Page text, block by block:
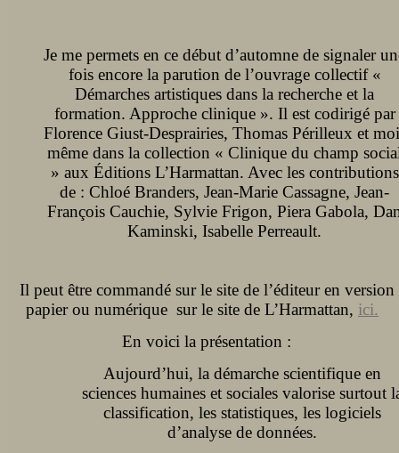
Je me permets en ce début d’automne de signaler
fois encore la parution de l’ouvrage collectif «
Démarches artistiques dans la recherche et la
formation. Approche clinique ». Il est codirigé par
Florence Giust-Desprairies, Thomas Périlleux et
même dans la collection « Clinique du champ
» aux Éditions L’Harmattan. Avec les contributions
de : Chloé Branders, Jean-Marie Cassagne, Jean-
François Cauchie, Sylvie Frigon, Piera Gabola,
Kaminski, Isabelle Perreault.
Il peut être commandé sur le site de l’éditeur en version
papier ou numérique sur le site de L’Harmattan, ici.
En voici la présentation :
Aujourd’hui, la démarche scientifique en
sciences humaines et sociales valorise surtout
classification, les statistiques, les logiciels
d’analyse de données.